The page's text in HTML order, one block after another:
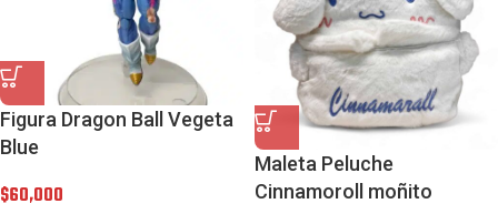
Figura Dragon Ball Vegeta
Blue
$60,000
Maleta Peluche
Cinnamoroll moñito